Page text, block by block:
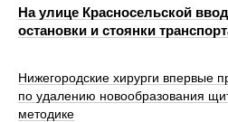
На улице Красносельской
остановки и стоянки
Нижегородские хирурги впервые
по удалению новообразования
методике